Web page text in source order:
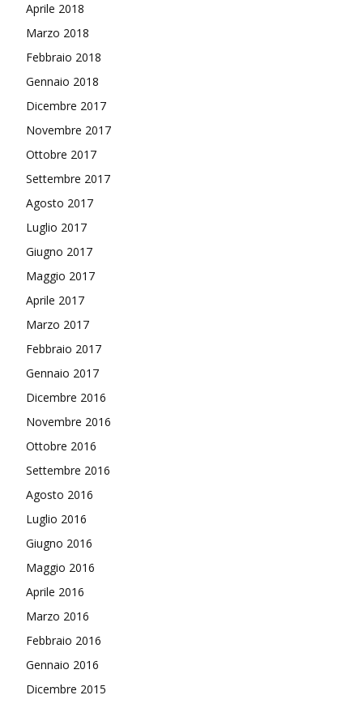
Aprile 2018
Marzo 2018
Febbraio 2018
Gennaio 2018
Dicembre 2017
Novembre 2017
Ottobre 2017
Settembre 2017
Agosto 2017
Luglio 2017
Giugno 2017
Maggio 2017
Aprile 2017
Marzo 2017
Febbraio 2017
Gennaio 2017
Dicembre 2016
Novembre 2016
Ottobre 2016
Settembre 2016
Agosto 2016
Luglio 2016
Giugno 2016
Maggio 2016
Aprile 2016
Marzo 2016
Febbraio 2016
Gennaio 2016
Dicembre 2015